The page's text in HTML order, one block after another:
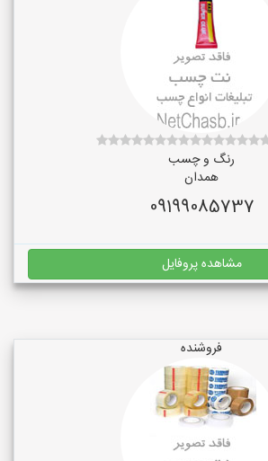
رنگ و چسب
همدان
09199085737
مشاهده پروفایل
فروشنده